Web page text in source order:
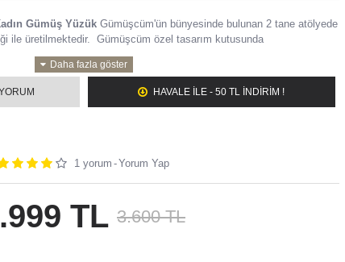
Gümüş Yüzük Gümüşcüm'ün bünyesinde bulunan 2 tane atölyede
ile üretilmektedir. Gümüşcüm özel tasarım kutusunda
Gümüş Yüzük
hazırlanmaktadır.
HAVALE ILE - 50 TL İNDİRİM !
1 yorum -Yorum Yap
3.600 TL
TL